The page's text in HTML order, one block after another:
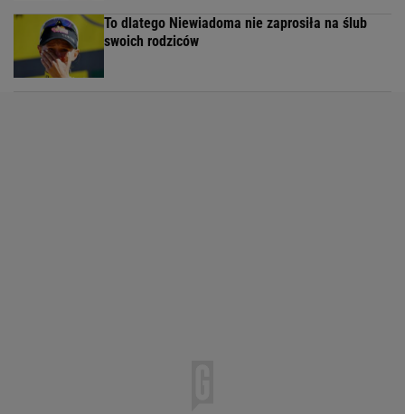
To dlatego Niewiadoma nie zaprosiła na ślub
swoich rodziców